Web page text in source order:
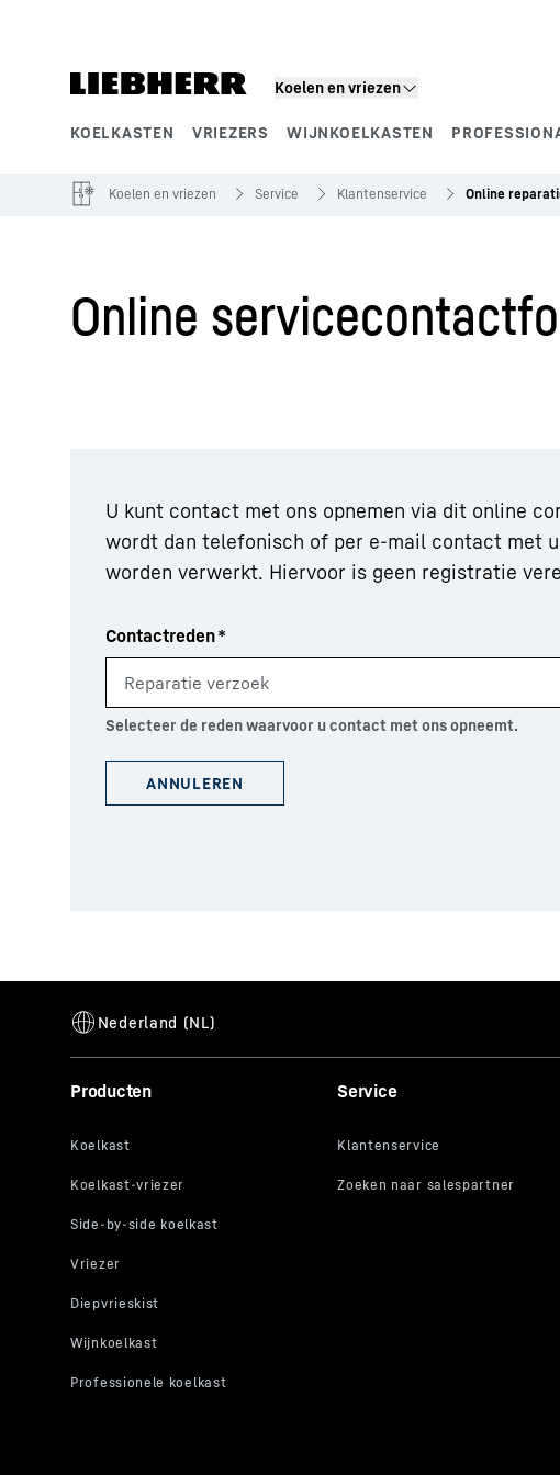
Koelen en vriezen
KOELKASTEN VRIEZERS WIJNKOELKASTEN
Koelen en vriezen Service Klantenservice Online
Online
U kunt contact met ons opnemen via dit online
wordt dan telefonisch of per e-mail contact met
worden verwerkt. Hiervoor is geen registratie
Contactreden*
Selecteer de reden waarvoor u contact met ons opneemt.
Producten Service